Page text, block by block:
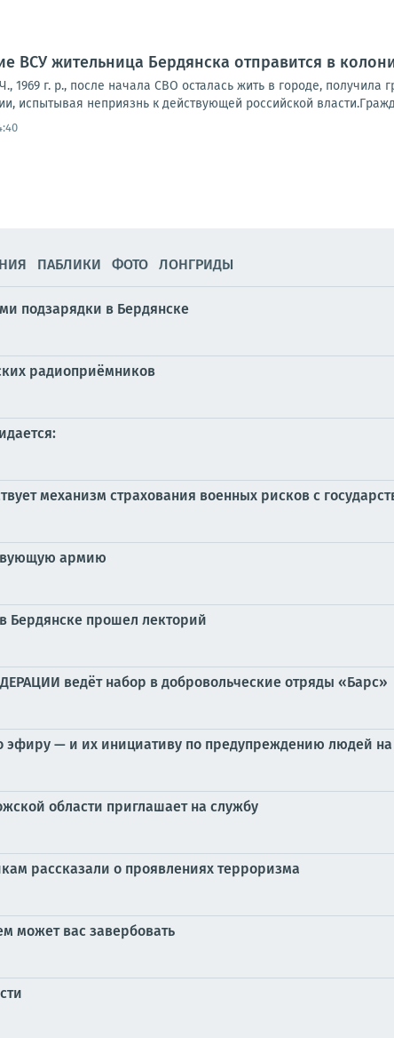
ВСУ жительница Бердянска отправится в
1969 г. р., после начала СВО осталась жить в городе,
испытывая неприязнь к действующей российской
ПАБЛИКИ ФОТО ЛОНГРИДЫ
подзарядки в Бердянске
радиоприёмников
механизм страхования военных рисков с
армию
Бердянске прошел лекторий
ведёт набор в добровольческие отряды «Барс»
эфиру — и их инициативу по предупреждению людей
области приглашает на службу
рассказали о проявлениях терроризма
может вас завербовать